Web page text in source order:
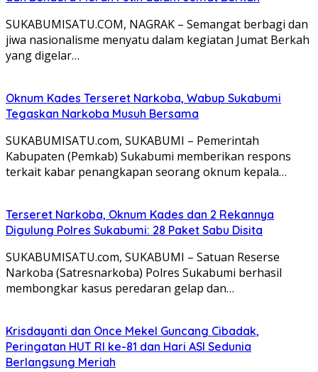
SUKABUMISATU.COM, NAGRAK – Semangat berbagi dan
jiwa nasionalisme menyatu dalam kegiatan Jumat Berkah
yang digelar…
Oknum Kades Terseret Narkoba, Wabup Sukabumi
Tegaskan Narkoba Musuh Bersama
SUKABUMISATU.com, SUKABUMI – Pemerintah
Kabupaten (Pemkab) Sukabumi memberikan respons
terkait kabar penangkapan seorang oknum kepala…
Terseret Narkoba, Oknum Kades dan 2 Rekannya
Digulung Polres Sukabumi: 28 Paket Sabu Disita
SUKABUMISATU.com, SUKABUMI – Satuan Reserse
Narkoba (Satresnarkoba) Polres Sukabumi berhasil
membongkar kasus peredaran gelap dan…
Krisdayanti dan Once Mekel Guncang Cibadak,
Peringatan HUT RI ke-81 dan Hari ASI Sedunia
Berlangsung Meriah